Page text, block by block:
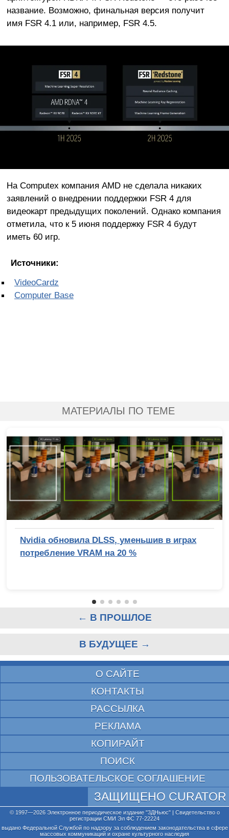
название. Возможно, финальная версия получит
имя FSR 4.1 или, например, FSR 4.5.
На Computex компания AMD не сделала никаких
заявлений о внедрении поддержки FSR 4 для
видеокарт предыдущих поколений. Однако компания
отметила, что к 5 июня поддержку FSR 4 будут
иметь 60 игр.
Источники:
VideoCardz
Computer Base
МАТЕРИАЛЫ ПО ТЕМЕ
Nvidia обновила DLSS, уменьшив в играх
потребление VRAM на 20 %
← В ПРОШЛОЕ
В БУДУЩЕЕ →
О САЙТЕ
КОНТАКТЫ
РАССЫЛКА
РЕКЛАМА
КОПИРАЙТ
ПОИСК
ПОЛЬЗОВАТЕЛЬСКОЕ СОГЛАШЕНИЕ
ЗАЩИЩЕНО CURATOR
© 1997—2026 Электронное периодическое издание "3ДНьюс" | Свидетельство о
регистрации СМИ Эл ФС 77-22224
выдано Федеральной Службой по надзору за соблюдением законодательства в сфере
массовых коммуникаций и охране культурного наследия